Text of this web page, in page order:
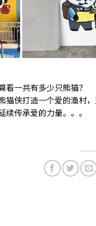
看一共有多少只熊猫？
猫侠打造一个爱的渔村
续传承爱的力量。。。